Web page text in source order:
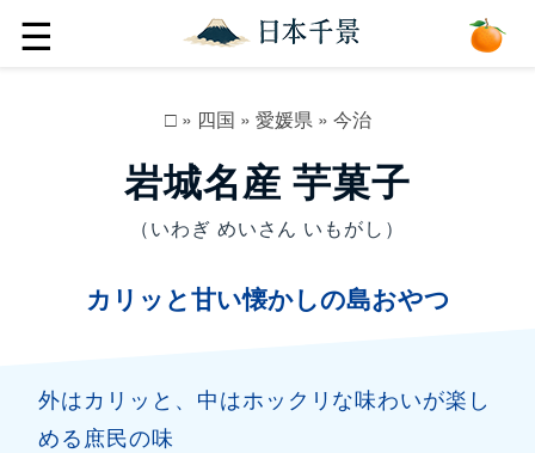
☰
□» 四国 » 愛媛県» 今治
岩城名産 芋菓子
（いわぎ めいさん いもがし）
カリッと甘い懐かしの島おやつ
外はカリッと、中はホックリな味わいが楽し
める庶民の味